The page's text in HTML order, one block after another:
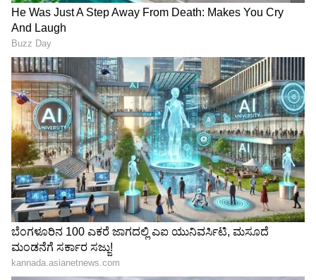
Related Articles
ರಿಷಬ್ ನಟನೆಯ 'ಛತ್ರಪತಿ ಶಿವಾಜಿ' ಚಿತ್ರ ಬರಲ್ವಾ..?
ರಿತೇಶ್ ದೇಶಮುಖ್ 'ರಾಜಾ ಶಿವಾಜಿ' ಆಗಿ ರಿಲೀಸ್​ಗೆ
ರೆಡಿ!
'ರಾಜ ಶಿವಾಜಿ' ಚಿತ್ರದಲ್ಲಿ ಸಲ್ಮಾನ್ ಖಾನ್? ಬಿಗ್ ಹಿಂಟ್